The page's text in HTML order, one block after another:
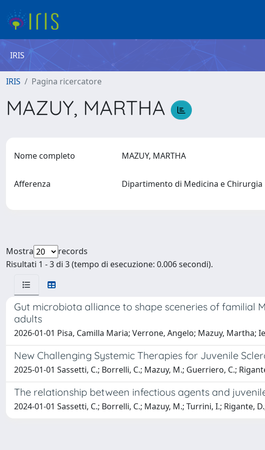
IRIS
IRIS Pagina ricercatore
MAZUY, MARTHA
Nome completo MAZUY, MARTHA
Afferenza Dipartimento di Medicina e Chirurgia
Mostra
records
Risultati 1 - 3 di 3 (tempo di esecuzione: 0.006 secondi).
Gut microbiota alliance to shape sceneries of familial
adults
2026-01-01 Pisa, Camilla Maria; Verrone, Angelo; Mazuy, Martha;
New Challenging Systemic Therapies for Juvenile
2025-01-01 Sassetti, C.; Borrelli, C.; Mazuy, M.; Guerriero, C.;
The relationship between infectious agents and
2024-01-01 Sassetti, C.; Borrelli, C.; Mazuy, M.; Turrini, I.; Rigante,